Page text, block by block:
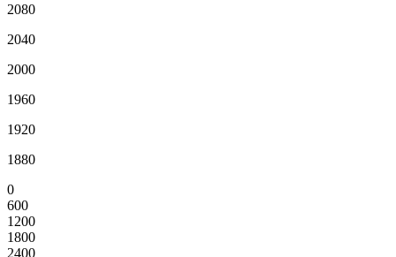
2080
2040
2000
1960
1920
1880
0
600
1200
1800
2400